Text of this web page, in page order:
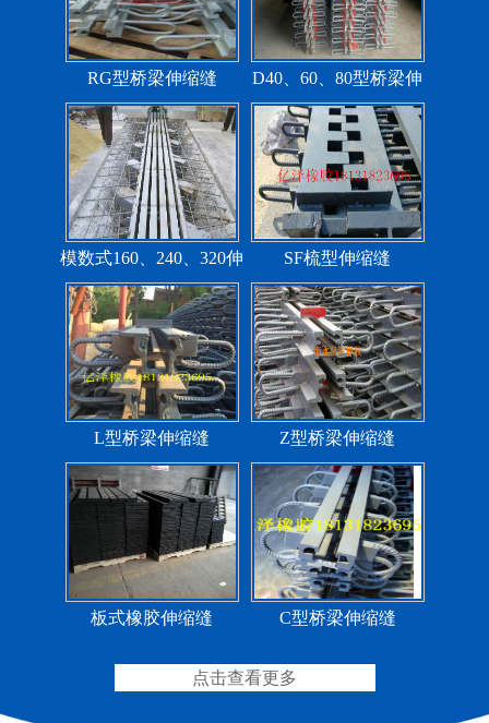
RG型桥梁伸缩缝
D40、60、80型桥梁伸
缩缝
模数式160、240、320伸
缩缝
SF梳型伸缩缝
L型桥梁伸缩缝 Z型桥梁伸缩缝
板式橡胶伸缩缝 C型桥梁伸缩缝
点击查看更多